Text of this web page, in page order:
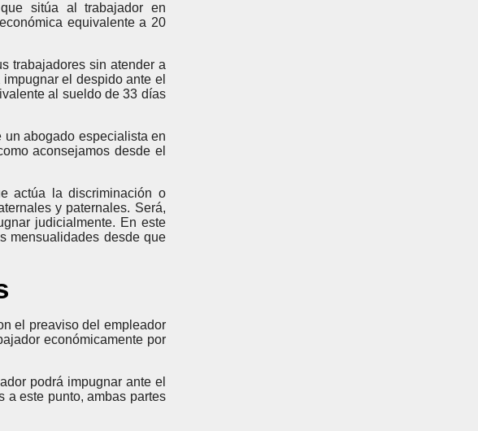
sitúa al trabajador en
equivalente a 20
trabajadores sin atender a
el despido ante el
al sueldo de 33 días
un abogado especialista en
aconsejamos desde el
actúa la discriminación o
y paternales. Será,
judicialmente. En este
mensualidades desde que
el preaviso del empleador
económicamente por
podrá impugnar ante el
a este punto, ambas partes